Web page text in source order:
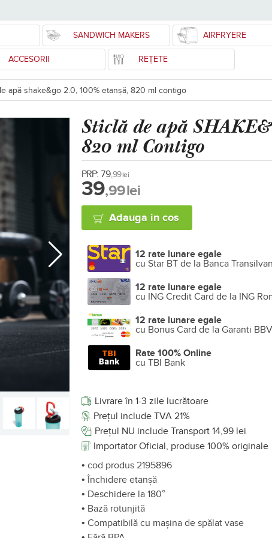
SANDWICH MAKERS AIRFRYERE
ACCESORII REȚETE
apă shake&go 2.0, 100% etanșă, 820 ml contigo
Sticlă de apă
820 ml Contigo
PRP: 79,99lei
39,99lei
Adauga in cos
12 rate lunare egale
cu Star BT de la Banca
12 rate lunare egale
cu ING Credit Card de la ING
12 rate lunare egale
cu Bonus Card de la Garanti
Rate 100% Online
cu TBI Bank
Livrare în 1-3 zile lucrătoare
Prețul include TVA 21%
Prețul NU include Transport 14,99 lei
Importator Oficial, produse 100% originale
• cod produs 2195896
• Închidere etanșă
• Deschidere la 180°
• Bază rotunjită
• Compatibilă cu mașina de spălat vase